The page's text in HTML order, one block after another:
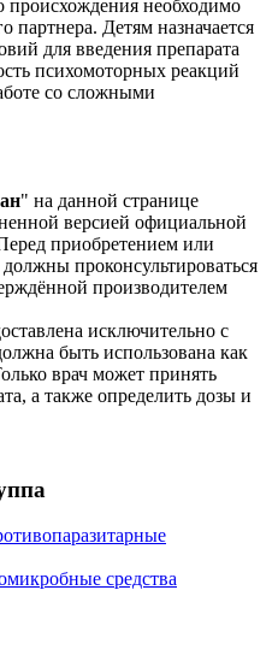
происхождения необходимо
партнера. Детям назначается
для введения препарата
психомоторных реакций
со сложными
" на данной странице
версией официальной
приобретением или
проконсультироваться
производителем
исключительно с
быть использована как
врач может принять
а также определить дозы и
средства